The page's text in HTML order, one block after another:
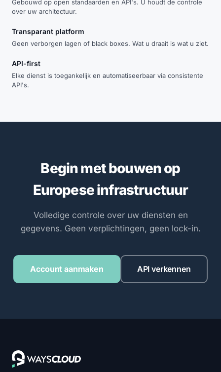
Gebouwd op open standaarden en API's. U houdt de controle
over uw architectuur.
Transparant platform
Geen verborgen lagen of black boxes. Wat u draait is wat u ziet.
API-first
Elke dienst is toegankelijk en automatiseerbaar via consistente
API's.
Begin met bouwen op
Europese infrastructuur
Volledige controle over uw diensten en
gegevens. Geen verplichtingen, geen lock-in.
Account aanmaken API verkennen